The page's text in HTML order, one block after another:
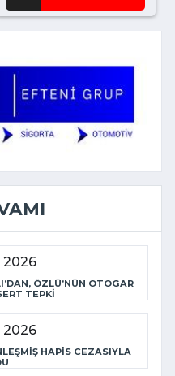
2026
ÖZLÜ’NÜN OTOGAR
TEPKİ
2026
HAPİS CEZASIYLA